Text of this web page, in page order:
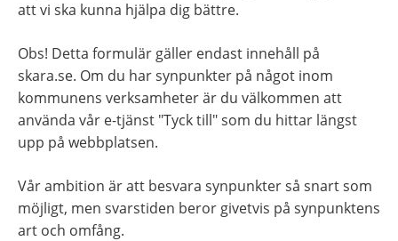
att vi ska kunna hjälpa dig bättre.
Obs! Detta formulär gäller endast innehåll på
skara.se. Om du har synpunkter på något inom
kommunens verksamheter är du välkommen att
använda vår e-tjänst "Tyck till" som du hittar längst
upp på webbplatsen.
Vår ambition är att besvara synpunkter så snart som
möjligt, men svarstiden beror givetvis på synpunktens
art och omfång.